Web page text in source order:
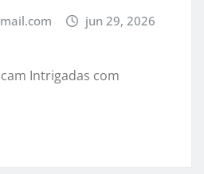
jun 29, 2026
Intrigadas com